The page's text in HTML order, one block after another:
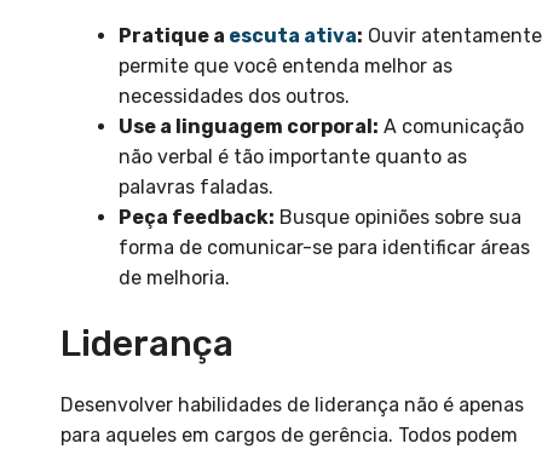
Pratique a escuta ativa: Ouvir atentamente
permite que você entenda melhor as
necessidades dos outros.
Use a linguagem corporal: A comunicação
não verbal é tão importante quanto as
palavras faladas.
Peça feedback: Busque opiniões sobre sua
forma de comunicar-se para identificar áreas
de melhoria.
Liderança
Desenvolver habilidades de liderança não é apenas
para aqueles em cargos de gerência. Todos podem